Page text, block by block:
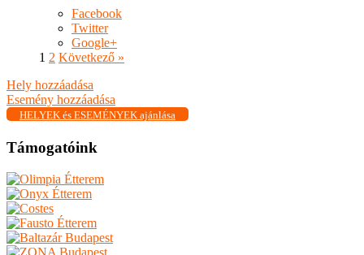
Facebook
Twitter
Google+
1 2 Következő »
Hely hozzáadása
Esemény hozzáadása
HELYEK és ESEMÉNYEK ajánlása
Támogatóink